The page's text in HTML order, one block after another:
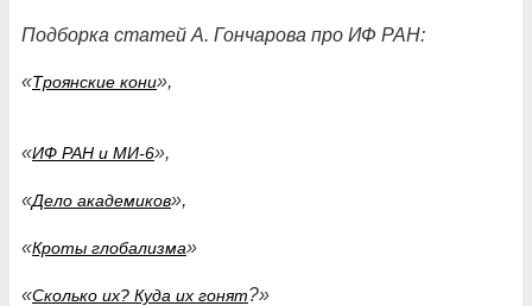
Подборка статей А. Гончарова про ИФ РАН:
«Троянские кони»,
«ИФ РАН и МИ-6»,
«Дело академиков»,
«Кроты глобализма»
«Сколько их? Куда их гонят?»